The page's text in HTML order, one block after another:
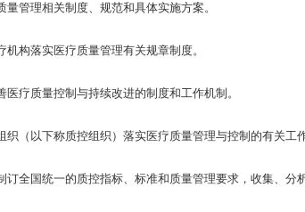
管理相关制度、规范和具体实施方案。
构落实医疗质量管理有关规章制度。
质量控制与持续改进的制度和工作机制。
以下称质控组织）落实医疗质量管理与控制的有关工作
国统一的质控指标、标准和质量管理要求，收集、分析